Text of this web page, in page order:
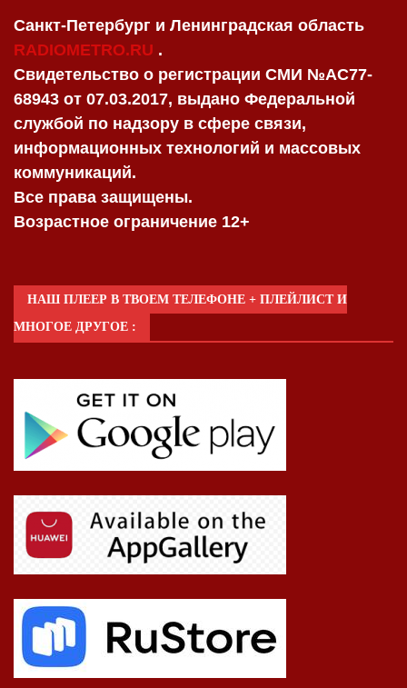
Санкт-Петербург и Ленинградская область
RADIOMETRO.RU .
Свидетельство о регистрации СМИ №AC77-
68943 от 07.03.2017, выдано Федеральной
службой по надзору в сфере связи,
информационных технологий и массовых
коммуникаций.
Все права защищены.
Возрастное ограничение 12+
НАШ ПЛЕЕР В ТВОЕМ ТЕЛЕФОНЕ + ПЛЕЙЛИСТ И
МНОГОЕ ДРУГОЕ :